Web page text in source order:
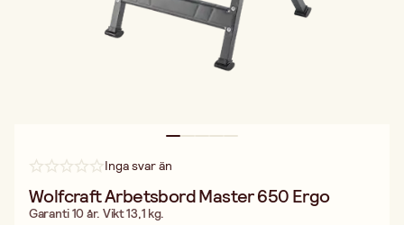
Inga svar än
Wolfcraft Arbetsbord Master 650 Ergo
Garanti 10 år. Vikt 13,1 kg.